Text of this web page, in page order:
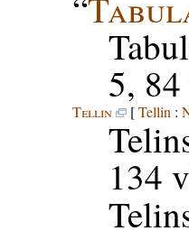
5, 84
Tellin [Tellin :
134